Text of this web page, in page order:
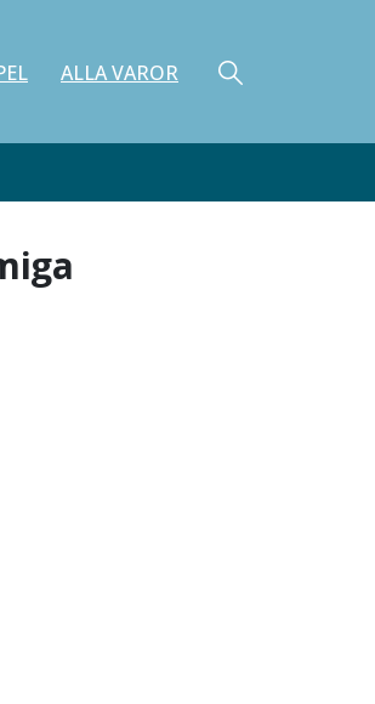
ALLA VAROR